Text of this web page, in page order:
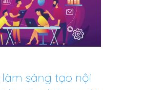
làm sáng tạo nội